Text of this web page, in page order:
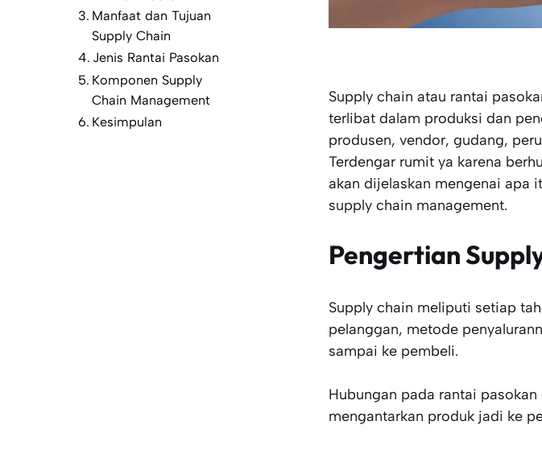
Supply chain atau rantai
terlibat dalam produksi dan
produsen, vendor, gudang,
Terdengar rumit ya karena
akan dijelaskan mengenai apa
supply chain management.
Pengertian
Supply chain meliputi setiap
pelanggan, metode
sampai ke pembeli.
Hubungan pada rantai
mengantarkan produk jadi ke
Manfaat dan Tujuan
Supply Chain
Jenis Rantai Pasokan
Komponen Supply
Chain Management
Kesimpulan